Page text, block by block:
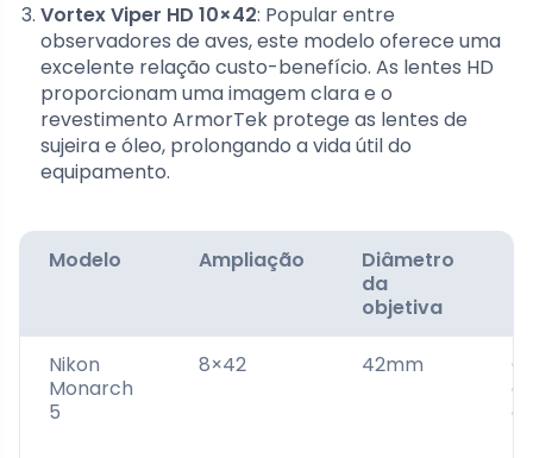
Vortex Viper HD 10×42: Popular entre
observadores de aves, este modelo oferece uma
excelente relação custo-benefício. As lentes HD
proporcionam uma imagem clara e o
revestimento ArmorTek protege as lentes de
sujeira e óleo, prolongando a vida útil do
equipamento.
Modelo Ampliação
Diâmetro
da
objetiva
Nikon
Monarch
5
8×42 42mm